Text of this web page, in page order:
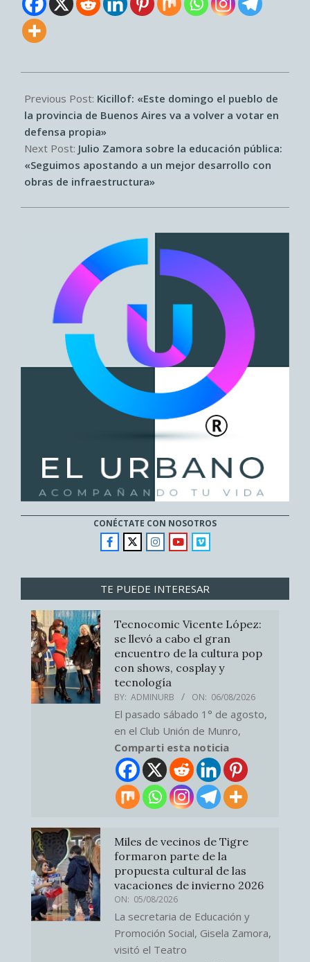
12-
30
Previous Post: Kicillof: «Este domingo el pueblo de
la provincia de Buenos Aires va a volver a votar en
defensa propia»
Next Post: Julio Zamora sobre la educación pública:
«Seguimos apostando a un mejor desarrollo con
obras de infraestructura»
CONÉCTATE CON NOSOTROS
TE PUEDE INTERESAR
Tecnocomic Vicente López:
se llevó a cabo el gran
encuentro de la cultura pop
con shows, cosplay y
tecnología
BY: ADMINURB ON: 06/08/2026
El pasado sábado 1° de agosto,
en el Club Unión de Munro,
Comparti esta noticia
Miles de vecinos de Tigre
formaron parte de la
propuesta cultural de las
vacaciones de invierno 2026
ON: 05/08/2026
La secretaria de Educación y
Promoción Social, Gisela Zamora,
visitó el Teatro